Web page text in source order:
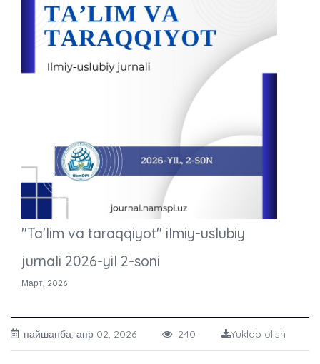
"Ta'lim va taraqqiyot" ilmiy-uslubiy
jurnali 2026-yil 2-soni
Март, 2026
пайшанба, апр 02, 2026 240 Yuklab olish